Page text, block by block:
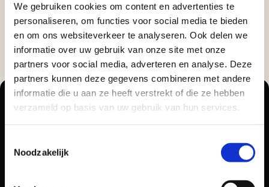
We gebruiken cookies om content en advertenties te
personaliseren, om functies voor social media te bieden
en om ons websiteverkeer te analyseren. Ook delen we
informatie over uw gebruik van onze site met onze
partners voor social media, adverteren en analyse. Deze
partners kunnen deze gegevens combineren met andere
informatie die u aan ze heeft verstrekt of die ze hebben
verzameld op basis van uw gebruik van hun services.
Noodzakelijk
Geen probleem, wij hebben alles voor uw
tuin en onze medewerkers adviseren je
graag!
NEEM CONTACT MET ONS OP
Aangepaste openingstijden tijdens de
vakantieperiode
Waardenburg en Vego Dordrecht hanteren tijdens
de vakantieperiode aangepaste openingstijden op
zaterdag. Bekijk de vestigingspagina voor de
actuele openingstijden.
Pellegrom Sierbestrating heet voortaan Vego